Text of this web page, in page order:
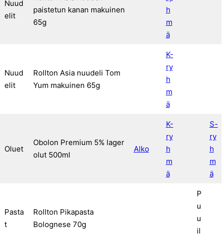
Nuud
elit
paistetun kanan makuinen
65g
h
m
ä
Nuud
elit
Rollton Asia nuudeli Tom
Yum makuinen 65g
K-
ry
h
m
ä
Oluet
Obolon Premium 5% lager
olut 500ml
Alko
K-
ry
h
m
ä
S-
ry
h
m
ä
Pasta
t
Rollton Pikapasta
Bolognese 70g
P
u
u
il